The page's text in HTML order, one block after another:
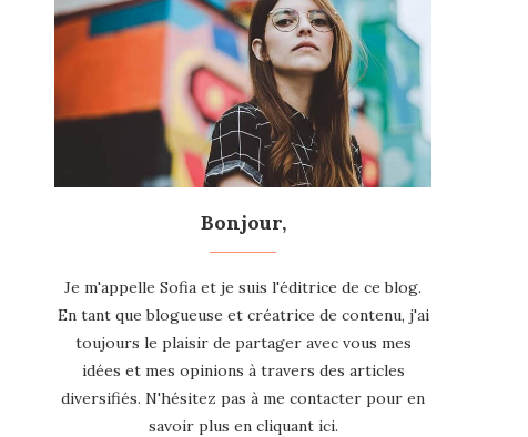
Bonjour,
Je m'appelle Sofia et je suis l'éditrice de ce blog.
En tant que blogueuse et créatrice de contenu, j'ai
toujours le plaisir de partager avec vous mes
idées et mes opinions à travers des articles
diversifiés. N'hésitez pas à me contacter pour en
savoir plus en cliquant ici.